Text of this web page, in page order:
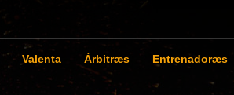
Valenta Àrbitræs Entrenadoræs